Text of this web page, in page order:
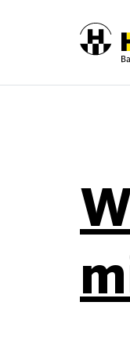
Skip to content